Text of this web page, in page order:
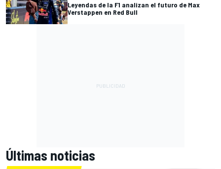
Leyendas de la F1 analizan el futuro de Max
Verstappen en Red Bull
Últimas noticias